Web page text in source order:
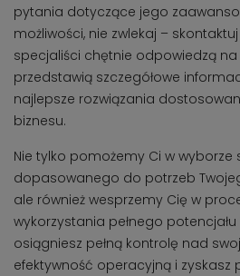
pytania dotyczące jego
możliwości, nie zwlekaj –
specjaliści chętnie odpowiedzą na
przedstawią szczegółowe
najlepsze rozwiązania
biznesu.
Nie tylko pomożemy Ci w wyborze
dopasowanego do potrzeb
ale również wesprzemy Cię w
wykorzystania pełnego potencjału
osiągniesz pełną kontrolę nad
efektywność operacyjną i zyskasz